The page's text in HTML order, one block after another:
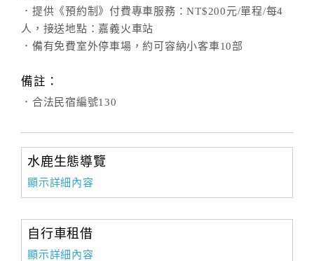
．提供《預約制》付費專車服務：NT$200元/單程/每4
人，接送地點：嘉義火車站
．備有免費室外停車場，約可容納小客車10部
備註：
．合法民宿編號130
水鹿生態導覽
顯示詳細內容
自行車租借
顯示詳細內容